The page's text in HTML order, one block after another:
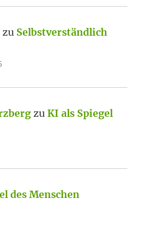
zu Selbstverständlich
zuKI als Spiegel
des Menschen